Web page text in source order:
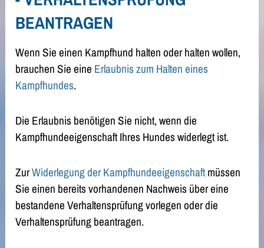
BEANTRAGEN
Wenn Sie einen Kampfhund halten oder halten wollen,
brauchen Sie eine Erlaubnis zum Halten eines
Kampfhundes.
Die Erlaubnis benötigen Sie nicht, wenn die
Kampfhundeeigenschaft Ihres Hundes widerlegt ist.
ZurWiderlegung der Kampfhundeeigenschaftmüssen
Sie einen bereits vorhandenen Nachweis über eine
bestandene Verhaltensprüfung vorlegen oder die
Verhaltensprüfung beantragen.